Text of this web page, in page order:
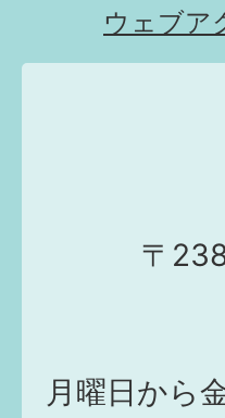
ウェブア
〒
月曜日から